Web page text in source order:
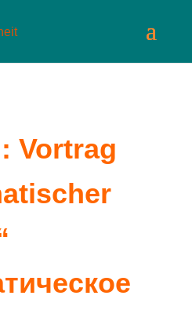
Vortrag